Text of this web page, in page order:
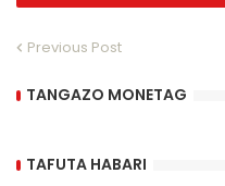
Previous Post
TANGAZO MONETAG
TAFUTA HABARI